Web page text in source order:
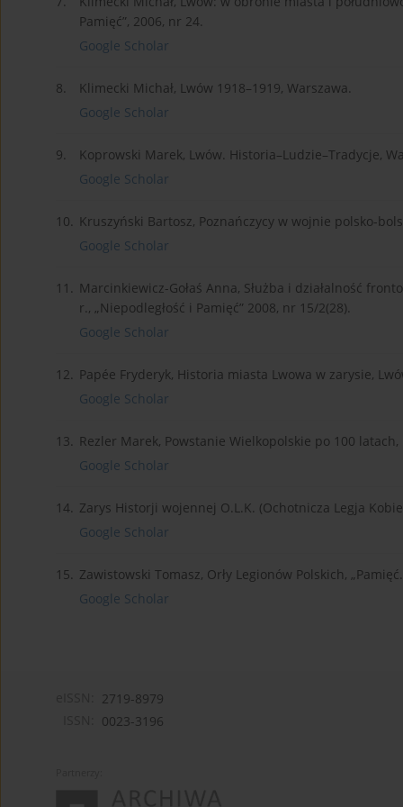
Pamięć”, 2006, nr 24.
Google Scholar
8.
Klimecki Michał, Lwów 1918–1919, Warszawa.
Google Scholar
9.
Koprowski Marek, Lwów. Historia–Ludzie–Tradycje,
Google Scholar
10. Kruszyński Bartosz, Poznańczycy w wojnie polsko-
Google Scholar
11. Marcinkiewicz-Gołaś Anna, Służba i działalność
r., „Niepodległość i Pamięć” 2008, nr 15/2(28).
Google Scholar
12. Papée Fryderyk, Historia miasta Lwowa w zarysie,
Google Scholar
13. Rezler Marek, Powstanie Wielkopolskie po 100 latach,
Google Scholar
14. Zarys Historji wojennej O.L.K. (Ochotnicza Legja
Google Scholar
15. Zawistowski Tomasz, Orły Legionów Polskich,
Google Scholar
2719-8979
0023-3196